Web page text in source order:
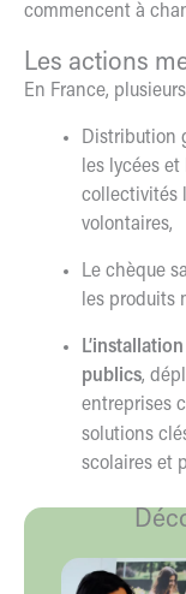
commencent à
Les actions
En France,
Distribution
les lycées
collectivités
volontaires,
Le chèque
les produits
publics,
entreprises
solutions
scolaires et